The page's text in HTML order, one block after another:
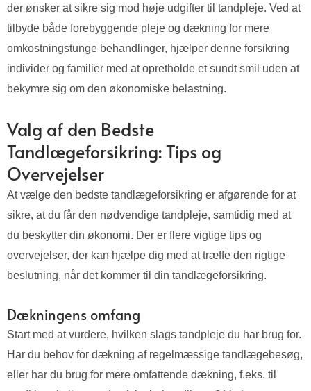
der ønsker at sikre sig mod høje udgifter til tandpleje. Ved at
tilbyde både forebyggende pleje og dækning for mere
omkostningstunge behandlinger, hjælper denne forsikring
individer og familier med at opretholde et sundt smil uden at
bekymre sig om den økonomiske belastning.
Valg af den Bedste
Tandlægeforsikring: Tips og
Overvejelser
At vælge den bedste tandlægeforsikring er afgørende for at
sikre, at du får den nødvendige tandpleje, samtidig med at
du beskytter din økonomi. Der er flere vigtige tips og
overvejelser, der kan hjælpe dig med at træffe den rigtige
beslutning, når det kommer til din tandlægeforsikring.
Dækningens omfang
Start med at vurdere, hvilken slags tandpleje du har brug for.
Har du behov for dækning af regelmæssige tandlægebesøg,
eller har du brug for mere omfattende dækning, f.eks. til